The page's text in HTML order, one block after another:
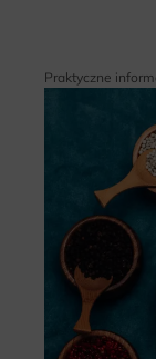
Praktyczne